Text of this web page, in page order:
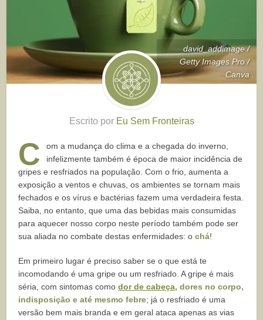
david_addimage /
Getty Images Pro /
Canva
Escrito por Eu Sem Fronteiras
C
om a mudança do clima e a chegada do inverno,
infelizmente também é época de maior incidência de
gripes e resfriados na população. Com o frio, aumenta a
exposição a ventos e chuvas, os ambientes se tornam mais
fechados e os vírus e bactérias fazem uma verdadeira festa.
Saiba, no entanto, que uma das bebidas mais consumidas
para aquecer nosso corpo neste período também pode ser
sua aliada no combate destas enfermidades: ochá!
Em primeiro lugar é preciso saber se o que está te
incomodando é uma gripe ou um resfriado. A gripe é mais
séria, com sintomas comodor de cabeça, dores no corpo,
indisposição e até mesmo febre; já o resfriado é uma
versão bem mais branda e em geral ataca apenas as vias